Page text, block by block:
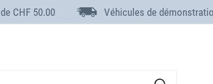
CHF 50.00 Véhicules de